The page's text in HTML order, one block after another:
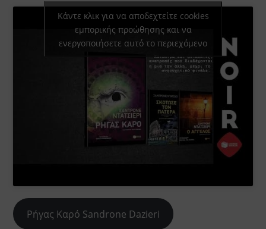
Κάντε κλικ για να αποδεχτείτε cookies
εμπορικής προώθησης και να
ενεργοποιήσετε αυτό το περιεχόμενο
Ρήγας Καρό Sandrone Dazieri